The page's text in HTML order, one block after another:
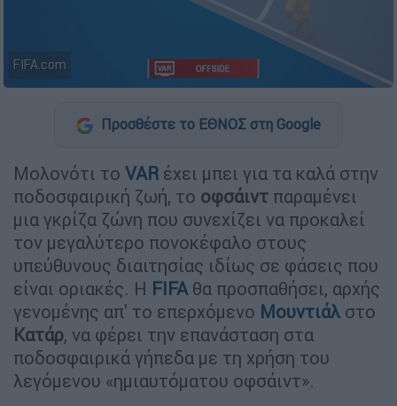
FIFA.com
Προσθέστε το ΕΘΝΟΣ στη Google
Μολονότι το VAR έχει μπει για τα καλά στην
ποδοσφαιρική ζωή, το οφσάιντ παραμένει
μια γκρίζα ζώνη που συνεχίζει να προκαλεί
τον μεγαλύτερο πονοκέφαλο στους
υπεύθυνους διαιτησίας ιδίως σε φάσεις που
είναι οριακές. Η FIFAθα προσπαθήσει, αρχής
γενομένης απ' το επερχόμενο Μουντιάλστο
Κατάρ, να φέρει την επανάσταση στα
ποδοσφαιρικά γήπεδα με τη χρήση του
λεγόμενου «ημιαυτόματου οφσάιντ».